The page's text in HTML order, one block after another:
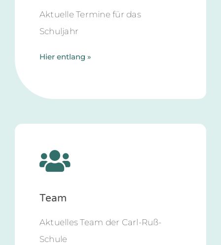
Aktuelle Termine für das
Schuljahr
Hier entlang »
Team
Aktuelles Team der Carl-Ruß-
Schule